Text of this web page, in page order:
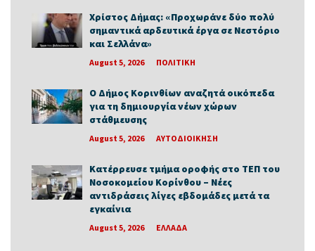
Χρίστος Δήμας: «Προχωράνε δύο πολύ
σημαντικά αρδευτικά έργα σε Νεστόριο
και Σελλάνα»
August 5, 2026 ΠΟΛΙΤΙΚΗ
Ο Δήμος Κορινθίων αναζητά οικόπεδα
για τη δημιουργία νέων χώρων
στάθμευσης
August 5, 2026 ΑΥΤΟΔΙΟΙΚΗΣΗ
Κατέρρευσε τμήμα οροφής στο ΤΕΠ του
Νοσοκομείου Κορίνθου – Νέες
αντιδράσεις λίγες εβδομάδες μετά τα
εγκαίνια
August 5, 2026 ΕΛΛΑΔΑ